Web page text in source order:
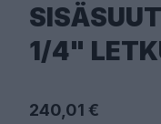
1/4"
240,01 €